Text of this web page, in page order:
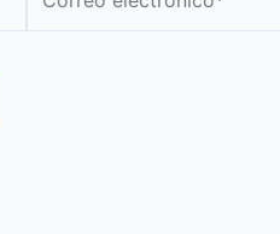
electrónico*